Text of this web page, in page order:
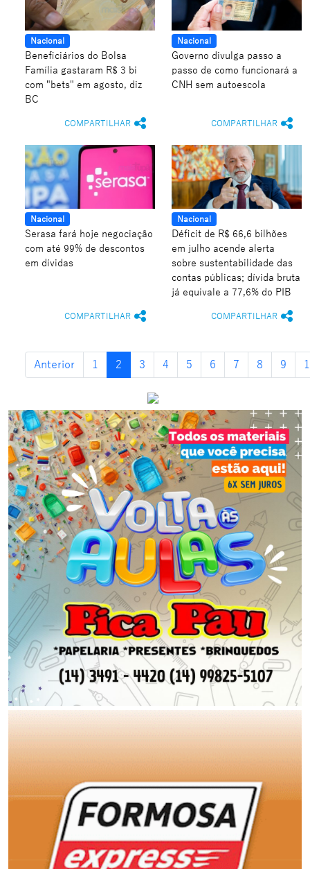
Nacional
Beneficiários do Bolsa
Família gastaram R$ 3 bi
com "bets" em agosto, diz
BC
COMPARTILHAR
Nacional
Governo divulga passo a
passo de como funcionará a
CNH sem autoescola
COMPARTILHAR
Nacional
Serasa fará hoje negociação
com até 99% de descontos
em dívidas
COMPARTILHAR
Nacional
Déficit de R$ 66,6 bilhões
em julho acende alerta
sobre sustentabilidade das
contas públicas; dívida bruta
já equivale a 77,6% do PIB
COMPARTILHAR
Anterior 1 2 3 4 5 6 7 8 9